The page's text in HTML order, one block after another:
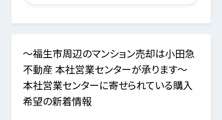
～福生市周辺のマンション売却は小田急
不動産 本社営業センターが承ります～
本社営業センターに寄せられている購入
希望の新着情報